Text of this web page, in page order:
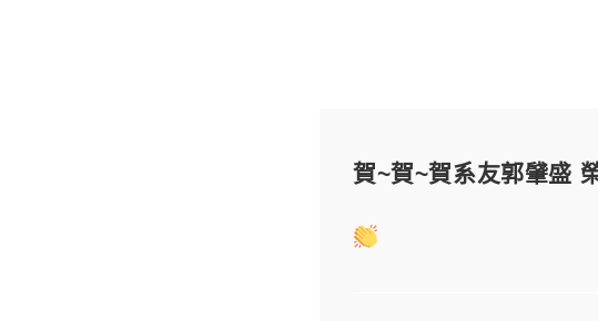
賀~賀~賀系友郭肈盛